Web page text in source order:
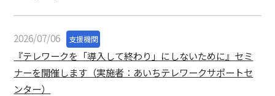
2026/07/06 支援機関
『テレワークを「導入して終わり」にしないために』セミ
ナーを開催します（実施者：あいちテレワークサポートセ
ンター）